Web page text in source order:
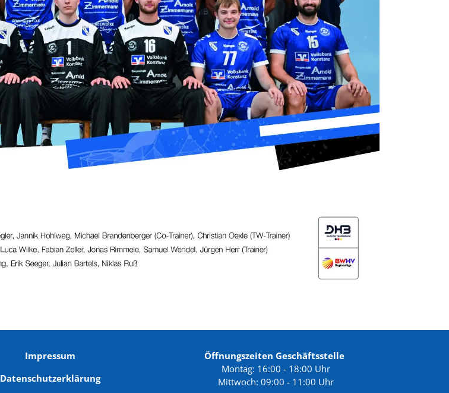
Impressum
Datenschutzerklärung
Öffnungszeiten Geschäftsstelle
Montag: 16:00 - 18:00 Uhr
Mittwoch: 09:00 - 11:00 Uhr